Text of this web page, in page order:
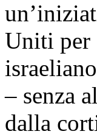
Uniti per
– senza
dalla